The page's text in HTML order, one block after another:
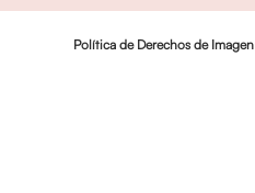
Política de Derechos de Imagen